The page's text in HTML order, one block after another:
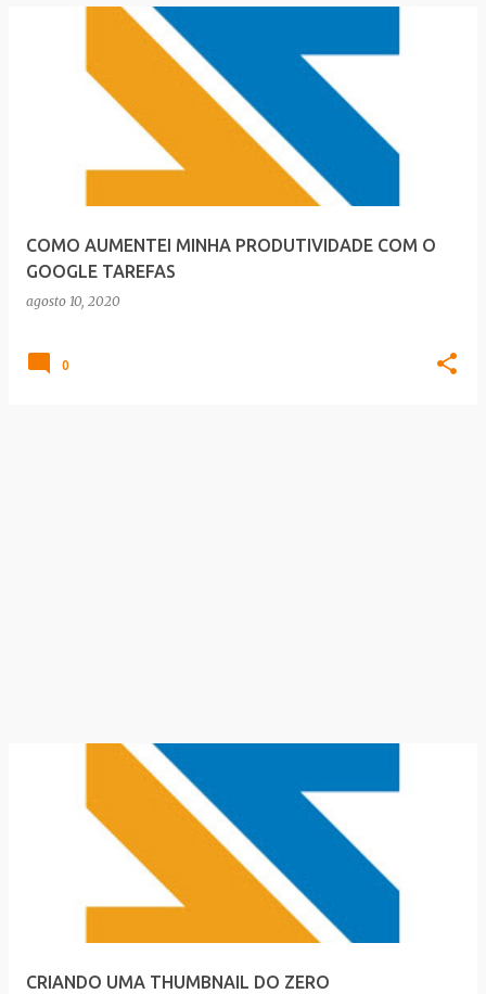
COMO AUMENTEI MINHA PRODUTIVIDADE COM O
GOOGLE TAREFAS
agosto 10, 2020
0
CRIANDO UMA THUMBNAIL DO ZERO